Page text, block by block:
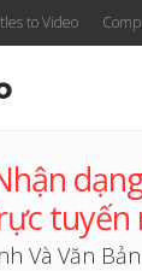
to Video
Và Văn